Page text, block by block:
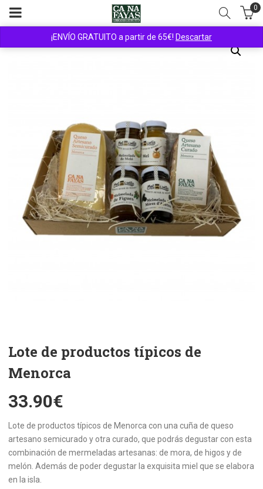
¡ENVÍO GRATUITO a partir de 65€! Descartar
0
Lote de productos típicos de
Menorca
33.90€
Lote de productos típicos de Menorca con una cuña de queso
artesano semicurado y otra curado, que podrás degustar con esta
combinación de mermeladas artesanas: de mora, de higos y de
melón. Además de poder degustar la exquisita miel que se elabora
en la isla.